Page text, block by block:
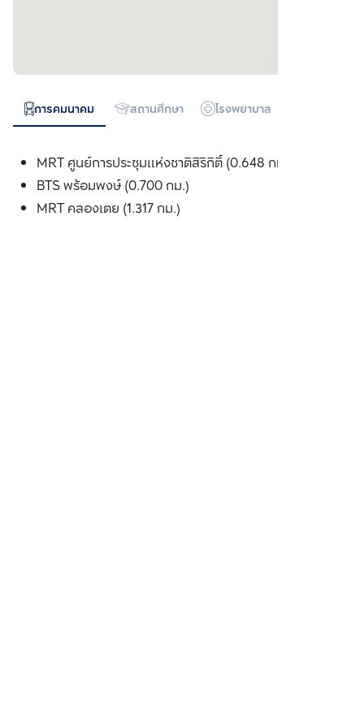
การคมนาคม สถานศึกษา โรงพยาบาล
MRT ศูนย์การประชุมแห่งชาติสิริกิติ์ (0.648 กม.)
BTS พร้อมพงษ์ (0.700 กม.)
MRT คลองเตย (1.317 กม.)